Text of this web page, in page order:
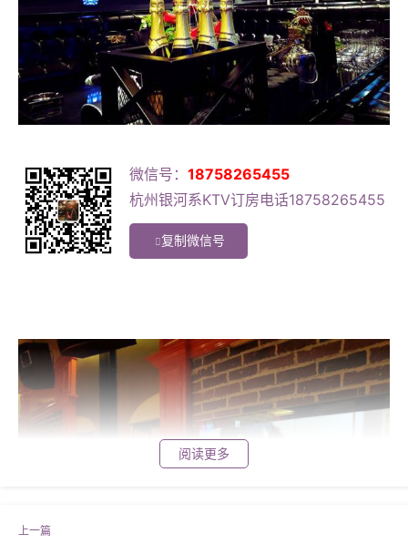
微信号： 18758265455
杭州银河系KTV订房电话18758265455
复制微信号
阅读更多